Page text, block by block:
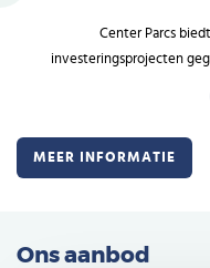
Center Parcs
investeringsprojecten
MEER INFORMATIE
Ons aanbod